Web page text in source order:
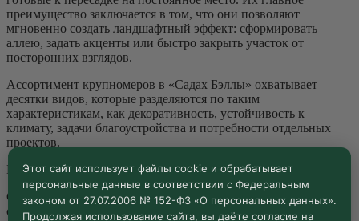
преимущество заключается в том, что они позволяют
мгновенно создать ландшафтный эффект: сформировать
аллею, задать акценты или быстро закрыть участок от
посторонних взглядов.
Ассортимент крупномеров в «Садах Бэллы» охватывает
десятки видов, которые разделяются по таким
характеристикам, как декоративность, устойчивость к
климату, задачи благоустройства и потребности отдельных
проектов.
Принципы формирования ассортиментной матрицы
Создание ассортиментной матрицы крупномеров — это
сложный и многоэтапный процесс, которому в «Садах
Этот сайт использует файлы cookie и обрабатывает
персональные данные в соответствии с Федеральным
законом от 27.07.2006 № 152-ФЗ «О персональных данных».
Продолжая использование сайта, вы даёте согласие на